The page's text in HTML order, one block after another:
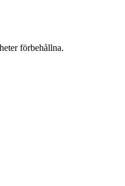
förbehållna.